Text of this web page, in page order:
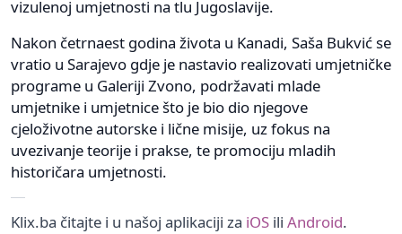
vizulenoj umjetnosti na tlu Jugoslavije.
Nakon četrnaest godina života u Kanadi, Saša Bukvić se
vratio u Sarajevo gdje je nastavio realizovati umjetničke
programe u Galeriji Zvono, podržavati mlade
umjetnike i umjetnice što je bio dio njegove
cjeloživotne autorske i lične misije, uz fokus na
uvezivanje teorije i prakse, te promociju mladih
historičara umjetnosti.
Klix.ba čitajte i u našoj aplikaciji za iOS ili Android.